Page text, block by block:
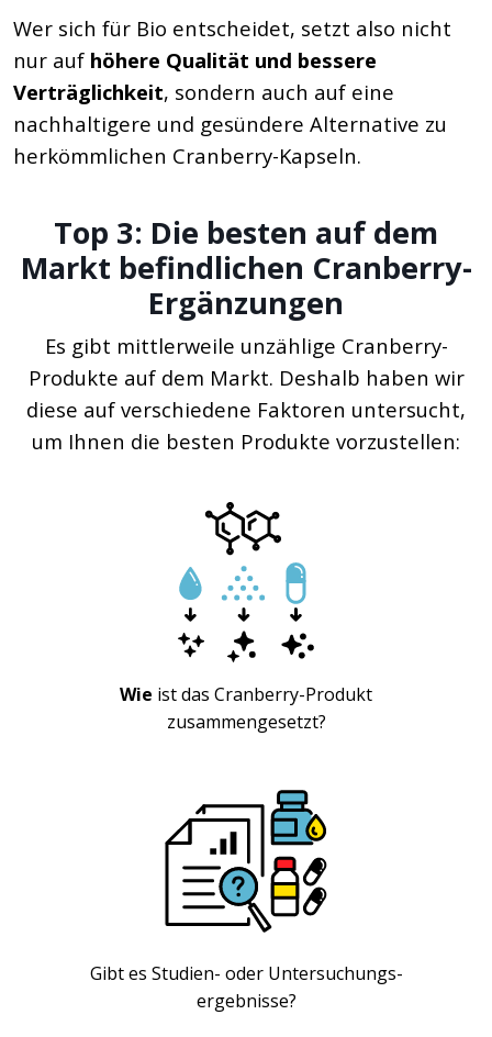
Wer sich für Bio entscheidet, setzt also nicht
nur auf höhere Qualität und bessere
Verträglichkeit, sondern auch auf eine
nachhaltigere und gesündere Alternative zu
herkömmlichen Cranberry-Kapseln.
Top 3: Die besten auf dem
Markt befindlichen Cranberry-
Ergänzungen
Es gibt mittlerweile unzählige Cranberry-
Produkte auf dem Markt. Deshalb haben wir
diese auf verschiedene Faktoren untersucht,
um Ihnen die besten Produkte vorzustellen:
Wie ist das Cranberry-Produkt
zusammengesetzt?
Gibt es Studien- oder Untersuchungs-
ergebnisse?